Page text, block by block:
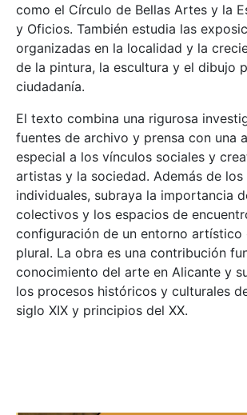
como el Círculo de Bellas Artes y la
y Oficios. También estudia las
organizadas en la localidad y la
de la pintura, la escultura y el dibujo
ciudadanía.
El texto combina una rigurosa
fuentes de archivo y prensa con una
especial a los vínculos sociales y
artistas y la sociedad. Además de
individuales, subraya la importancia
colectivos y los espacios de
configuración de un entorno artístico
plural. La obra es una contribución
conocimiento del arte en Alicante y
los procesos históricos y culturales
siglo XIX y principios del XX.